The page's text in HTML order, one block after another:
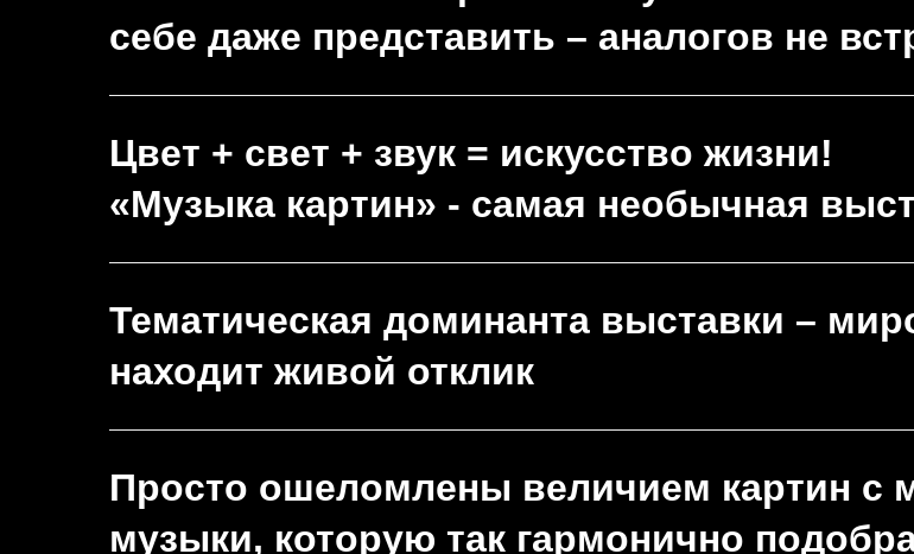
себе даже представить – аналогов не
Цвет + свет + звук = искусство жизни!
«Музыка картин» - самая необычная
Тематическая доминанта выставки –
находит живой отклик
Просто ошеломлены величием картин с
музыки, которую так гармонично